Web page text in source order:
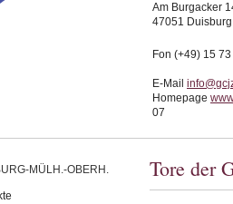
Am Burgacker
47051 Duisburg
Fon (+49) 15
E-Mail
Homepage
07
MÜLH.-OBERH. Tore der